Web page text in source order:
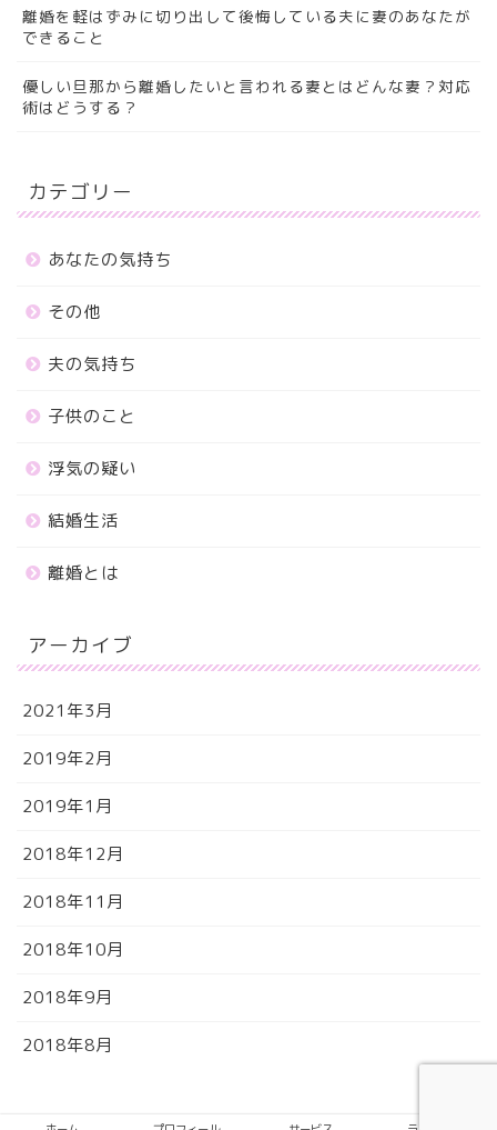
離婚を軽はずみに切り出して後悔している夫に妻のあなたが
できること
優しい旦那から離婚したいと言われる妻とはどんな妻？対応
術はどうする？
カテゴリー
あなたの気持ち
その他
夫の気持ち
子供のこと
浮気の疑い
結婚生活
離婚とは
アーカイブ
2021年3月
2019年2月
2019年1月
2018年12月
2018年11月
2018年10月
2018年9月
2018年8月